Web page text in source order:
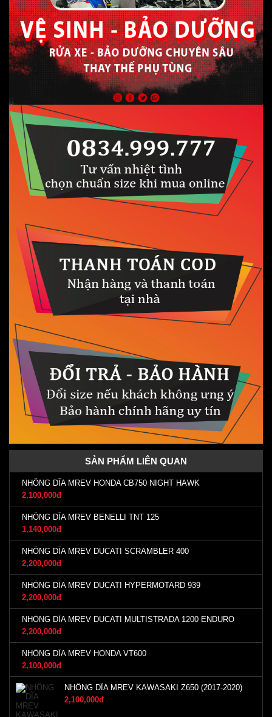
SẢN PHẨM LIÊN QUAN
NHÔNG DĨA MREV HONDA CB750 NIGHT HAWK
2,100,000đ
NHÔNG DĨA MREV BENELLI TNT 125
1,140,000đ
NHÔNG DĨA MREV DUCATI SCRAMBLER 400
2,200,000đ
NHÔNG DĨA MREV DUCATI HYPERMOTARD 939
2,200,000đ
NHÔNG DĨA MREV DUCATI MULTISTRADA 1200 ENDURO
2,200,000đ
NHÔNG DĨA MREV HONDA VT600
2,100,000đ
NHÔNG DĨA MREV KAWASAKI Z650 (2017-2020)
2,100,000đ